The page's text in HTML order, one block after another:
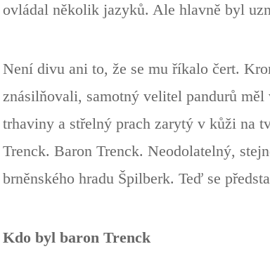
ovládal několik jazyků. Ale hlavně byl
Není divu ani to, že se mu říkalo čert.
znásilňovali, samotný velitel pandurů
trhaviny a střelný prach zarytý v kůži na
Trenck. Baron Trenck. Neodolatelný,
brněnského hradu Špilberk. Teď se
Kdo byl baron Trenck